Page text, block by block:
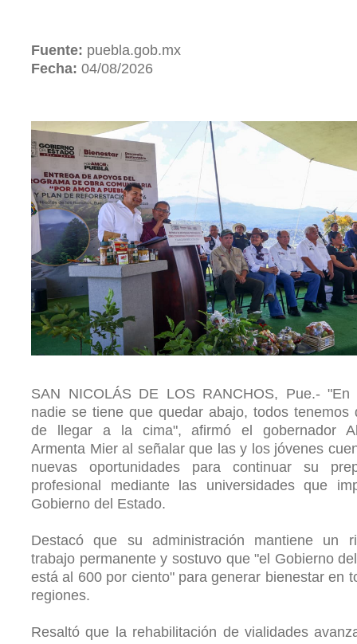
Fuente: puebla.gob.mx
Fecha: 04/08/2026
SAN NICOLÁS DE LOS RANCHOS, Pue.- "En
nadie se tiene que quedar abajo, todos tenemos
de llegar a la cima", afirmó el gobernador
Armenta Mier al señalar que las y los jóvenes
nuevas oportunidades para continuar su
profesional mediante las universidades que
Gobierno del Estado.
Destacó que su administración mantiene un
trabajo permanente y sostuvo que "el Gobierno
está al 600 por ciento" para generar bienestar en
regiones.
Resaltó que la rehabilitación de vialidades